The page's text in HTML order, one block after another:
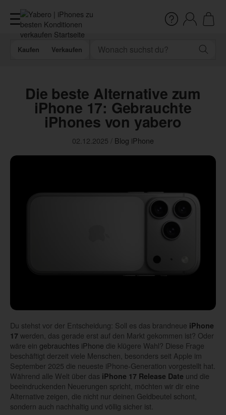
Kaufen Verkaufen
Die beste Alternative zum
iPhone 17: Gebrauchte
iPhones von yabero
02.12.2025 / Blog iPhone
Du stehst vor der Entscheidung: Soll es das brandneue iPhone
17 werden, das gerade erst auf den Markt gekommen ist? Oder
wäre ein gebrauchtes iPhone die klügere Wahl? Diese Frage
beschäftigt derzeit viele Menschen, besonders seit Apple im
September 2025 die neueste iPhone-Generation vorgestellt hat.
Während alle Welt über das iPhone 17 Release Date und die
beeindruckenden Neuerungen spricht, möchten wir dir eine
Alternative zeigen, die nicht nur deinen Geldbeutel schont,
sondern auch nachhaltig und völlig sicher ist.